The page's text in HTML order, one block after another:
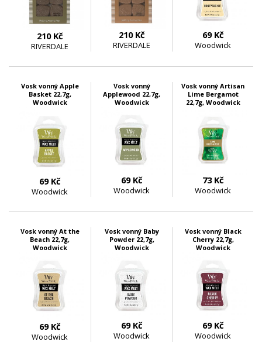
210 Kč
RIVERDALE
210 Kč
RIVERDALE
69 Kč
Woodwick
Vosk vonný Apple
Basket 22,7g,
Woodwick
Vosk vonný
Applewood 22,7g,
Woodwick
Vosk vonný Artisan
Lime Bergamot
22,7g, Woodwick
69 Kč
Woodwick
69 Kč
Woodwick
73 Kč
Woodwick
Vosk vonný At the
Beach 22,7g,
Woodwick
Vosk vonný Baby
Powder 22,7g,
Woodwick
Vosk vonný Black
Cherry 22,7g,
Woodwick
69 Kč
Woodwick
69 Kč
Woodwick
69 Kč
Woodwick